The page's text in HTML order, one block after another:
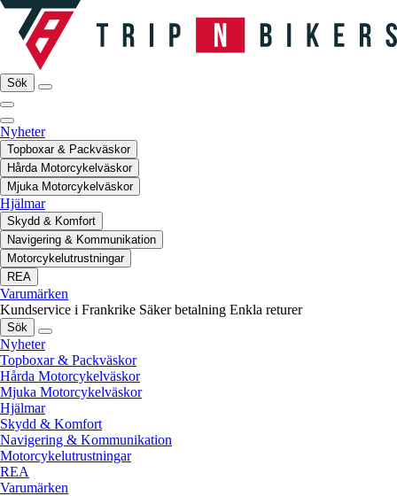
Sök
Nyheter
Topboxar & Packväskor
Hårda Motorcykelväskor
Mjuka Motorcykelväskor
Hjälmar
Skydd & Komfort
Navigering & Kommunikation
Motorcykelutrustningar
REA
Varumärken
Kundservice i Frankrike Säker betalning Enkla returer
Sök
Nyheter
Topboxar & Packväskor
Hårda Motorcykelväskor
Mjuka Motorcykelväskor
Hjälmar
Skydd & Komfort
Navigering & Kommunikation
Motorcykelutrustningar
REA
Varumärken